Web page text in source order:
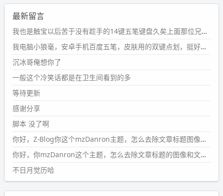
wdssmq
2024-09-23 21:00:49
#PubWord要不我每年汇总整理一次？？碎雨集_沉冰浮水_
第1页https://www.wdssmq.com/tag/%E7%A2%8E%E9%9
B%A8%E9%9B%86/
wdssmq
2024-09-23 20:58:40
#PubWord
条嘟？？？？
wdssmq
2024-09-15 10:32:07
#PubWordVSCode 内 git 操作卡住的时候没办法主动取消
一直是个痛点，一般都是推送或拉取，今天连提交都卡
了。。
wdssmq
2024-09-11 08:45:43
最新留言
我也是触宝以后苦于没有趁手的14键五笔键盘久矣上面那位兄台用的百度双键点划布局我也用过很久，那个皮肤做得很粗糙，个别键位的触发区域是错位的，快速打字时很容易出错，修改它的皮肤文件校正后勉强能用，但早年出的皮肤分辨率太低，实在谈不上美观。百度小米定制版的商店里有一个"小黑板"皮肤还不错(百度官方输入法商店里没有)，但那个风格我不喜欢这两天找到了一个叫"森林集"的公众号，开发了海量的皮肤，很多都有14键版本，付费但很便宜，几块钱，终于有自己满意的输入法了搜了一下，这个工作室还是百度的官方合作伙伴，不知道为什么14键作品都不在官方商店上架，难道是百度官方在刻意放弃14键？
我电脑小狼毫，安卓手机百度五笔，皮肤用的双键点划，挺好的。
沉冰哥俺想你了
一般这个冷笑话都是在卫生间看到的多
等待更新
感谢分享
脚本 没了啊
你好，Z-Blog你这个mzDanron主题，怎么去除文章标题图像和文章摘要，仅显示标题，感谢回复！
你好，你mzDanron这个主题，怎么去除文章标题的图像和文章摘要！仅显示标题，感谢回复解决！
不日月觉历哈